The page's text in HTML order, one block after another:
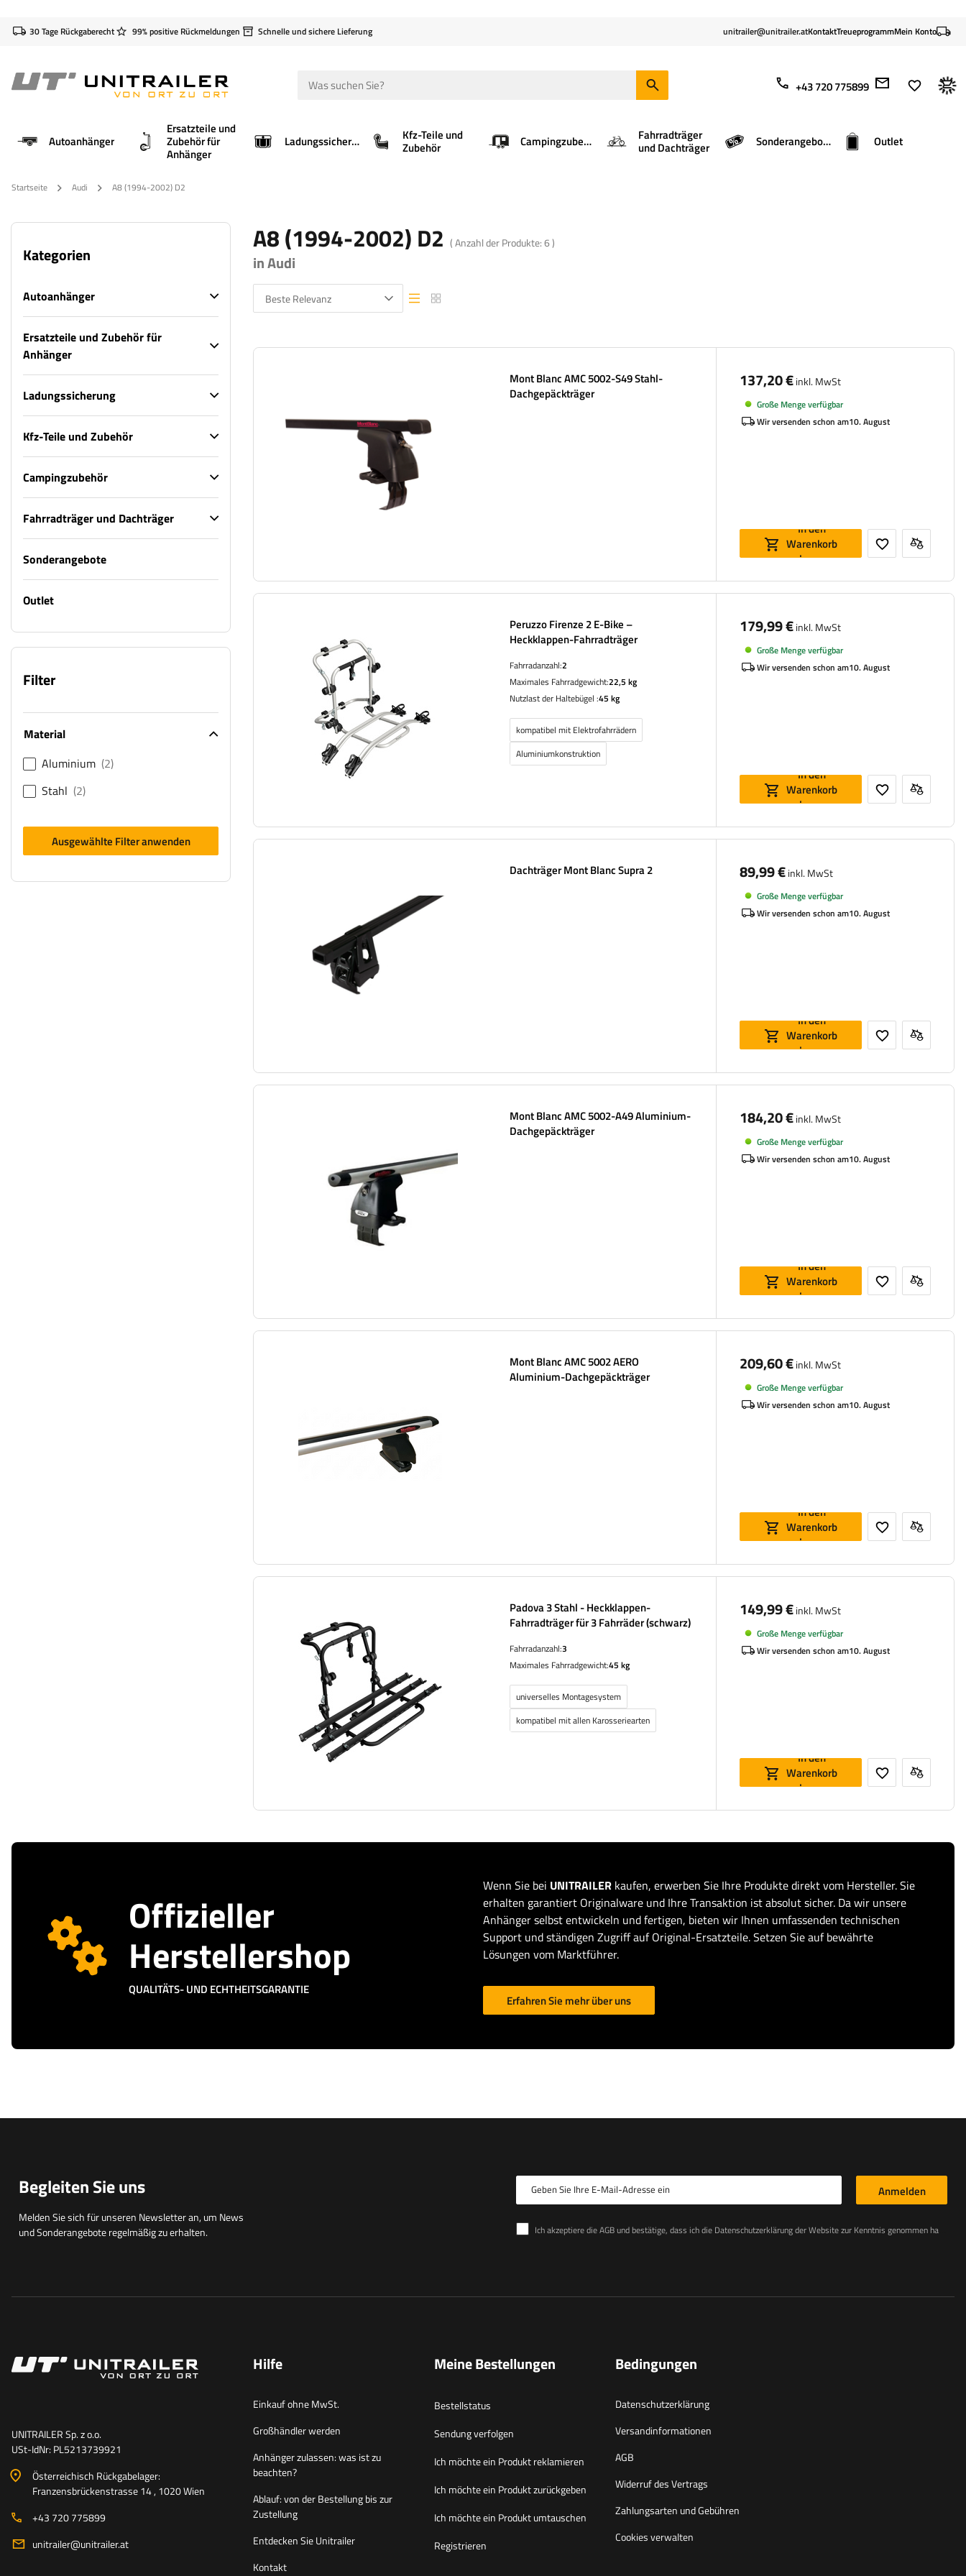
30 Tage Rückgaberecht 99% positive Rückmeldungen Schnelle und sichere Lieferung unitrailer@unitrailer.atKontaktTreueprogrammMein Konto
+43 720 775899
Autoanhänger
Ersatzteile und
Zubehör für
Anhänger
Ladungssicherung Kfz-Teile und
Zubehör Campingzubehör Fahrradträger
und Dachträger Sonderangebote Outlet
Startseite Audi A8 (1994-2002) D2
Kategorien
Autoanhänger
Ersatzteile und Zubehör für
Anhänger
Ladungssicherung
Kfz-Teile und Zubehör
Campingzubehör
Fahrradträger und Dachträger
Sonderangebote
Outlet
Filter
Material
Aluminium 2
Stahl 2
Ausgewählte Filter anwenden
A8 (1994-2002) D2 ( Anzahl der Produkte:6)
in Audi
Beste Relevanz Listenansicht
Listenansicht
Mont Blanc AMC 5002-S49 Stahl-
Dachgepäckträger
137,20 €inkl. MwSt
Große Menge verfügbar
Wir versenden schon am10. August
In den
Warenkorb
legen
Peruzzo Firenze 2 E-Bike –
Heckklappen-Fahrradträger
Fahrradanzahl:2
Maximales Fahrradgewicht:22,5 kg
Nutzlast der Haltebügel :45 kg
kompatibel mit Elektrofahrrädern
Aluminiumkonstruktion
179,99 €inkl. MwSt
Große Menge verfügbar
Wir versenden schon am10. August
In den
Warenkorb
legen
Dachträger Mont Blanc Supra 2 89,99 €inkl. MwSt
Große Menge verfügbar
Wir versenden schon am10. August
In den
Warenkorb
legen
Mont Blanc AMC 5002-A49 Aluminium-
Dachgepäckträger
184,20 €inkl. MwSt
Große Menge verfügbar
Wir versenden schon am10. August
In den
Warenkorb
legen
Mont Blanc AMC 5002 AERO
Aluminium-Dachgepäckträger
209,60 €inkl. MwSt
Große Menge verfügbar
Wir versenden schon am10. August
In den
Warenkorb
legen
Padova 3 Stahl - Heckklappen-
Fahrradträger für 3 Fahrräder (schwarz)
Fahrradanzahl:3
Maximales Fahrradgewicht:45 kg
universelles Montagesystem
kompatibel mit allen Karosseriearten
149,99 €inkl. MwSt
Große Menge verfügbar
Wir versenden schon am10. August
In den
Warenkorb
legen
Offizieller
Herstellershop
QUALITÄTS- UND ECHTHEITSGARANTIE
Wenn Sie bei UNITRAILER kaufen, erwerben Sie Ihre Produkte direkt vom Hersteller. Sie
erhalten garantiert Originalware und Ihre Transaktion ist absolut sicher. Da wir unsere
Anhänger selbst entwickeln und fertigen, bieten wir Ihnen umfassenden technischen
Support und ständigen Zugriff auf Original-Ersatzteile. Setzen Sie auf bewährte
Lösungen vom Marktführer.
Erfahren Sie mehr über uns
Begleiten Sie uns
Melden Sie sich für unseren Newsletter an, um News
und Sonderangebote regelmäßig zu erhalten.
Geben Sie Ihre E-Mail-Adresse ein
Ich akzeptiere die AGB und bestätige, dass ich die Datenschutzerklärung der Website zur Kenntnis genommen habe
Anmelden
UNITRAILER Sp. z o.o.
USt-IdNr: PL5213739921
Österreichisch Rückgabelager:
Franzensbrückenstrasse 14 , 1020 Wien
+43 720 775899
unitrailer@unitrailer.at
Hilfe
Einkauf ohne MwSt.
Großhändler werden
Anhänger zulassen: was ist zu
beachten?
Ablauf: von der Bestellung bis zur
Zustellung
Entdecken Sie Unitrailer
Kontakt
Meine Bestellungen
Bestellstatus
Sendung verfolgen
Ich möchte ein Produkt reklamieren
Ich möchte ein Produkt zurückgeben
Ich möchte ein Produkt umtauschen
Registrieren
Bedingungen
Datenschutzerklärung
Versandinformationen
AGB
Widerruf des Vertrags
Zahlungsarten und Gebühren
Cookies verwalten